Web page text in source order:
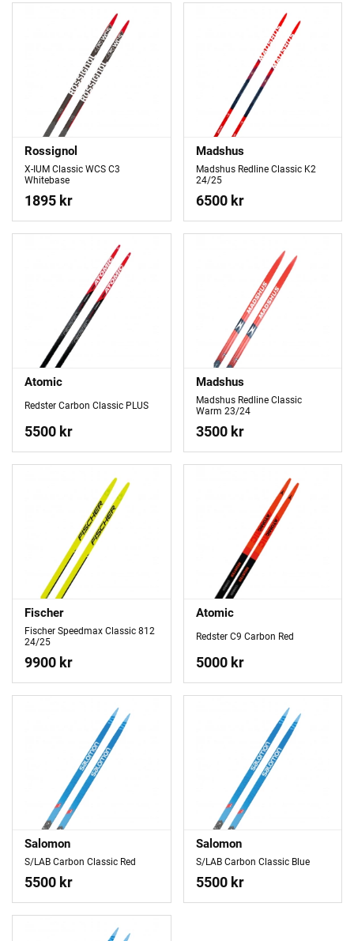
Rossignol
X-IUM Classic WCS C3
Whitebase
1895 kr
Madshus
Madshus Redline Classic K2
24/25
6500 kr
Atomic
Redster Carbon Classic PLUS
5500 kr
Madshus
Madshus Redline Classic
Warm 23/24
3500 kr
Fischer
Fischer Speedmax Classic 812
24/25
9900 kr
Atomic
Redster C9 Carbon Red
5000 kr
Salomon
S/LAB Carbon Classic Red
5500 kr
Salomon
S/LAB Carbon Classic Blue
5500 kr